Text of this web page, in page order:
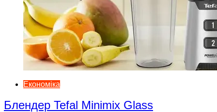
Економіка
Блендер Tefal Minimix Glass